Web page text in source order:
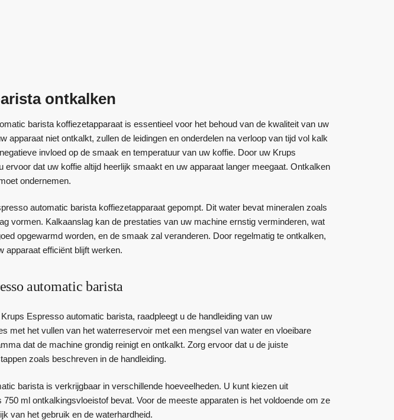
ontkalken
barista koffiezetapparaat is essentieel voor het behoud van de kwaliteit van uw
apparaat niet ontkalkt, zullen de leidingen en onderdelen na verloop van tijd vol kalk
invloed op de smaak en temperatuur van uw koffie. Door uw Krups
dat uw koffie altijd heerlijk smaakt en uw apparaat langer meegaat. Ontkalken
ondernemen.
automatic barista koffiezetapparaat gepompt. Dit water bevat mineralen zoals
vormen. Kalkaanslag kan de prestaties van uw machine ernstig verminderen, wat
opgewarmd worden, en de smaak zal veranderen. Door regelmatig te ontkalken,
apparaat efficiënt blijft werken.
automatic barista
Espresso automatic barista, raadpleegt u de handleiding van uw
met het vullen van het waterreservoir met een mengsel van water en vloeibare
dat de machine grondig reinigt en ontkalkt. Zorg ervoor dat u de juiste
zoals beschreven in de handleiding.
barista is verkrijgbaar in verschillende hoeveelheden. U kunt kiezen uit
ml ontkalkingsvloeistof bevat. Voor de meeste apparaten is het voldoende om ze
van het gebruik en de waterhardheid.